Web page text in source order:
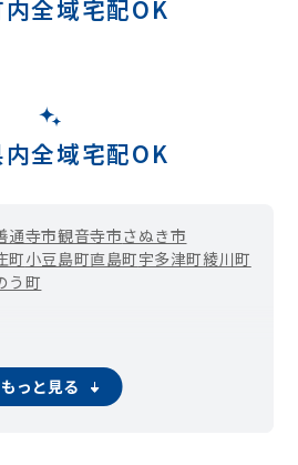
全域宅配OK
全域宅配OK
通寺市観音寺市さぬき市
町小豆島町直島町宇多津町綾川町
う町
もっと見る